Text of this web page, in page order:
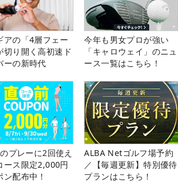
アの「4層フェー
切り開く高初速ド
ーの新時代
今年も男女プロが強い
「キャロウェイ」のニュ
ース一覧はこちら！
プレーに2回使え
ース限定2,000円
ン配布中！
ALBA Netゴルフ場予約
／【毎週更新】特別優待
プランはこちら！